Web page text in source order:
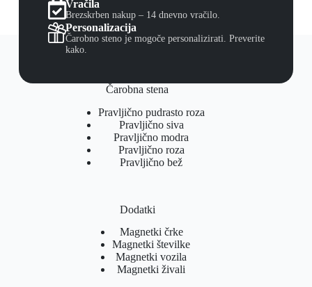
Vračila
Brezskrben nakup – 14 dnevno vračilo.
Personalizacija
Čarobno steno je mogoče personalizirati. Preverite
kako.
Čarobna stena
Pravljično pudrasto roza
Pravljično siva
Pravljično modra
Pravljično roza
Pravljično bež
Dodatki
Magnetki črke
Magnetki številke
Magnetki vozila
Magnetki živali